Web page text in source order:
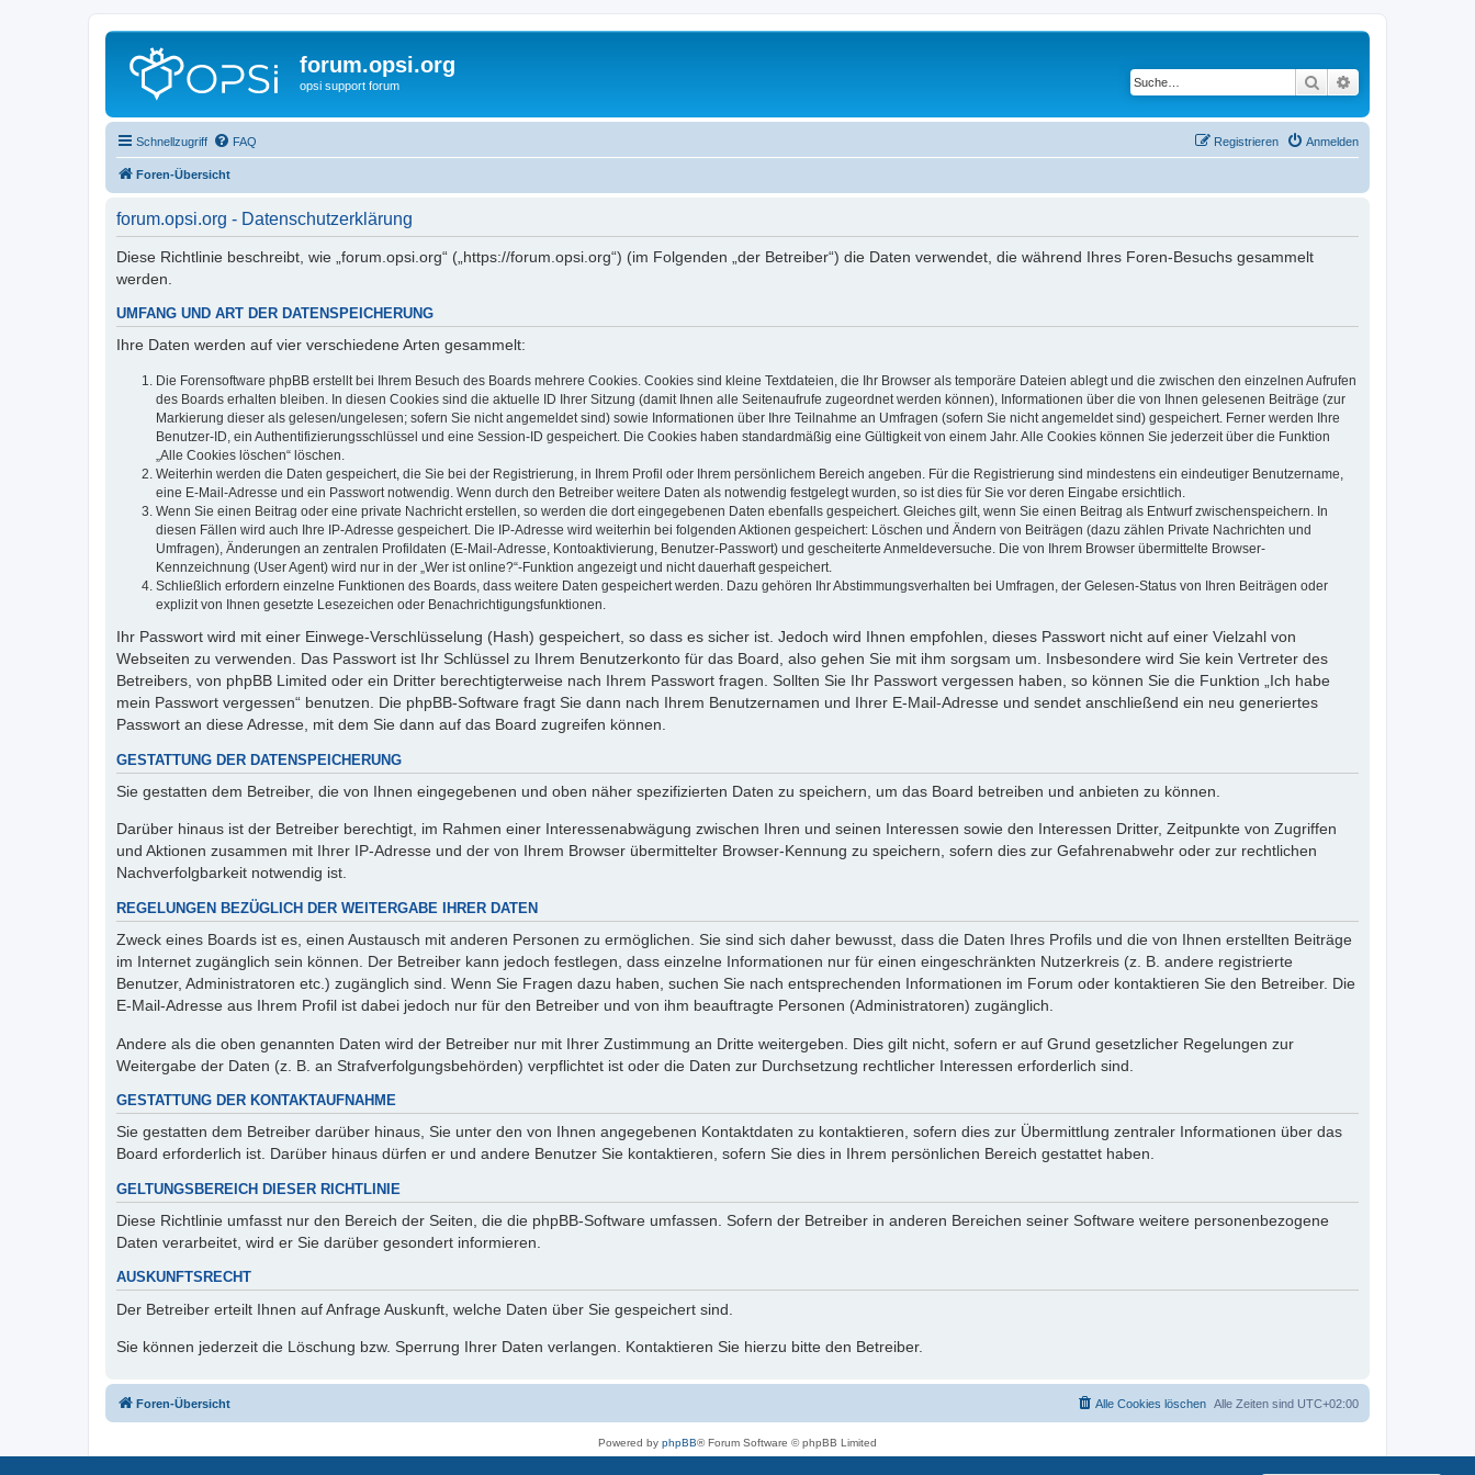
forum.opsi.org
opsi support forum Suche
Schnellzugriff FAQ Anmelden
Registrieren
Foren-Übersicht
forum.opsi.org - Datenschutzerklärung
Diese Richtlinie beschreibt, wie „forum.opsi.org“ („https://forum.opsi.org“) (im Folgenden „der Betreiber“) die Daten verwendet, die während Ihres Foren-Besuchs gesammelt
werden.
UMFANG UND ART DER DATENSPEICHERUNG
Ihre Daten werden auf vier verschiedene Arten gesammelt:
Die Forensoftware phpBB erstellt bei Ihrem Besuch des Boards mehrere Cookies. Cookies sind kleine Textdateien, die Ihr Browser als temporäre Dateien ablegt und die zwischen den einzelnen Aufrufen
des Boards erhalten bleiben. In diesen Cookies sind die aktuelle ID Ihrer Sitzung (damit Ihnen alle Seitenaufrufe zugeordnet werden können), Informationen über die von Ihnen gelesenen Beiträge (zur
Markierung dieser als gelesen/ungelesen; sofern Sie nicht angemeldet sind) sowie Informationen über Ihre Teilnahme an Umfragen (sofern Sie nicht angemeldet sind) gespeichert. Ferner werden Ihre
Benutzer-ID, ein Authentifizierungsschlüssel und eine Session-ID gespeichert. Die Cookies haben standardmäßig eine Gültigkeit von einem Jahr. Alle Cookies können Sie jederzeit über die Funktion
„Alle Cookies löschen“ löschen.
Weiterhin werden die Daten gespeichert, die Sie bei der Registrierung, in Ihrem Profil oder Ihrem persönlichem Bereich angeben. Für die Registrierung sind mindestens ein eindeutiger Benutzername,
eine E-Mail-Adresse und ein Passwort notwendig. Wenn durch den Betreiber weitere Daten als notwendig festgelegt wurden, so ist dies für Sie vor deren Eingabe ersichtlich.
Wenn Sie einen Beitrag oder eine private Nachricht erstellen, so werden die dort eingegebenen Daten ebenfalls gespeichert. Gleiches gilt, wenn Sie einen Beitrag als Entwurf zwischenspeichern. In
diesen Fällen wird auch Ihre IP-Adresse gespeichert. Die IP-Adresse wird weiterhin bei folgenden Aktionen gespeichert: Löschen und Ändern von Beiträgen (dazu zählen Private Nachrichten und
Umfragen), Änderungen an zentralen Profildaten (E-Mail-Adresse, Kontoaktivierung, Benutzer-Passwort) und gescheiterte Anmeldeversuche. Die von Ihrem Browser übermittelte Browser-
Kennzeichnung (User Agent) wird nur in der „Wer ist online?“-Funktion angezeigt und nicht dauerhaft gespeichert.
Schließlich erfordern einzelne Funktionen des Boards, dass weitere Daten gespeichert werden. Dazu gehören Ihr Abstimmungsverhalten bei Umfragen, der Gelesen-Status von Ihren Beiträgen oder
explizit von Ihnen gesetzte Lesezeichen oder Benachrichtigungsfunktionen.
Ihr Passwort wird mit einer Einwege-Verschlüsselung (Hash) gespeichert, so dass es sicher ist. Jedoch wird Ihnen empfohlen, dieses Passwort nicht auf einer Vielzahl von
Webseiten zu verwenden. Das Passwort ist Ihr Schlüssel zu Ihrem Benutzerkonto für das Board, also gehen Sie mit ihm sorgsam um. Insbesondere wird Sie kein Vertreter des
Betreibers, von phpBB Limited oder ein Dritter berechtigterweise nach Ihrem Passwort fragen. Sollten Sie Ihr Passwort vergessen haben, so können Sie die Funktion „Ich habe
mein Passwort vergessen“ benutzen. Die phpBB-Software fragt Sie dann nach Ihrem Benutzernamen und Ihrer E-Mail-Adresse und sendet anschließend ein neu generiertes
Passwort an diese Adresse, mit dem Sie dann auf das Board zugreifen können.
GESTATTUNG DER DATENSPEICHERUNG
Sie gestatten dem Betreiber, die von Ihnen eingegebenen und oben näher spezifizierten Daten zu speichern, um das Board betreiben und anbieten zu können.
Darüber hinaus ist der Betreiber berechtigt, im Rahmen einer Interessenabwägung zwischen Ihren und seinen Interessen sowie den Interessen Dritter, Zeitpunkte von Zugriffen
und Aktionen zusammen mit Ihrer IP-Adresse und der von Ihrem Browser übermittelter Browser-Kennung zu speichern, sofern dies zur Gefahrenabwehr oder zur rechtlichen
Nachverfolgbarkeit notwendig ist.
REGELUNGEN BEZÜGLICH DER WEITERGABE IHRER DATEN
Zweck eines Boards ist es, einen Austausch mit anderen Personen zu ermöglichen. Sie sind sich daher bewusst, dass die Daten Ihres Profils und die von Ihnen erstellten Beiträge
im Internet zugänglich sein können. Der Betreiber kann jedoch festlegen, dass einzelne Informationen nur für einen eingeschränkten Nutzerkreis (z. B. andere registrierte
Benutzer, Administratoren etc.) zugänglich sind. Wenn Sie Fragen dazu haben, suchen Sie nach entsprechenden Informationen im Forum oder kontaktieren Sie den Betreiber. Die
E-Mail-Adresse aus Ihrem Profil ist dabei jedoch nur für den Betreiber und von ihm beauftragte Personen (Administratoren) zugänglich.
Andere als die oben genannten Daten wird der Betreiber nur mit Ihrer Zustimmung an Dritte weitergeben. Dies gilt nicht, sofern er auf Grund gesetzlicher Regelungen zur
Weitergabe der Daten (z. B. an Strafverfolgungsbehörden) verpflichtet ist oder die Daten zur Durchsetzung rechtlicher Interessen erforderlich sind.
GESTATTUNG DER KONTAKTAUFNAHME
Sie gestatten dem Betreiber darüber hinaus, Sie unter den von Ihnen angegebenen Kontaktdaten zu kontaktieren, sofern dies zur Übermittlung zentraler Informationen über das
Board erforderlich ist. Darüber hinaus dürfen er und andere Benutzer Sie kontaktieren, sofern Sie dies in Ihrem persönlichen Bereich gestattet haben.
GELTUNGSBEREICH DIESER RICHTLINIE
Diese Richtlinie umfasst nur den Bereich der Seiten, die die phpBB-Software umfassen. Sofern der Betreiber in anderen Bereichen seiner Software weitere personenbezogene
Daten verarbeitet, wird er Sie darüber gesondert informieren.
AUSKUNFTSRECHT
Der Betreiber erteilt Ihnen auf Anfrage Auskunft, welche Daten über Sie gespeichert sind.
Sie können jederzeit die Löschung bzw. Sperrung Ihrer Daten verlangen. Kontaktieren Sie hierzu bitte den Betreiber.
Foren-Übersicht Alle Zeiten sind UTC+02:00
Alle Cookies löschen
Powered by phpBB® Forum Software © phpBB Limited